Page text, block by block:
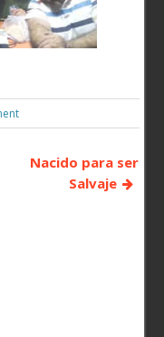
Nacido para ser
Salvaje